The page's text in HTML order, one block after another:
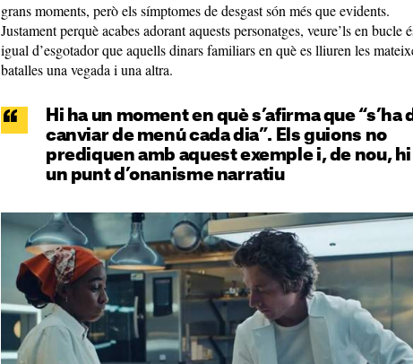
grans moments, però els símptomes de desgast són més que evidents.
Justament perquè acabes adorant aquests personatges, veure’ls en bucle
igual d’esgotador que aquells dinars familiars en què es lliuren les
batalles una vegada i una altra.
Hi ha un moment en què s’afirma que “s’ha
canviar de menú cada dia”. Els guions no
prediquen amb aquest exemple i, de nou, hi
un punt d’onanisme narratiu